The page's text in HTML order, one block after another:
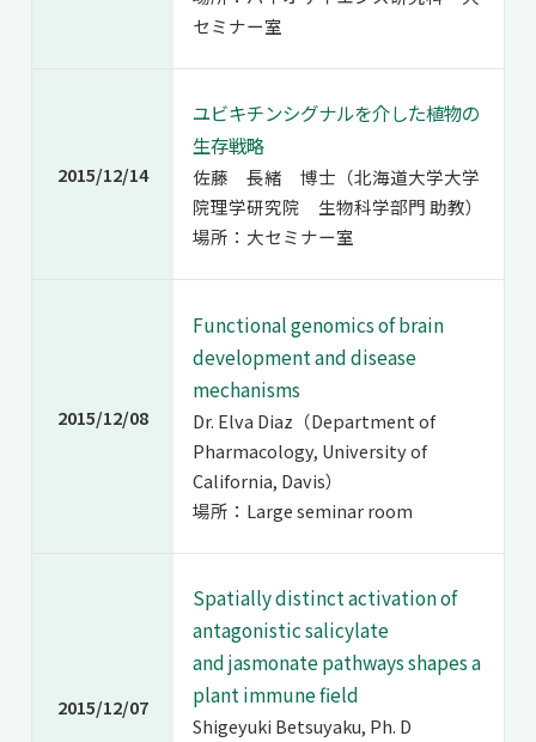
UCDリトリート
企業・研究者の方へ
セミナー室
2015/12/14
ユビキチンシグナルを介した植物の
生存戦略
佐藤 長緒 博士（北海道大学大学
院理学研究院 生物科学部門 助教）
場所：大セミナー室
2015/12/08
Functional genomics of brain
development and disease
mechanisms
Dr. Elva Diaz（Department of
Pharmacology, University of
California, Davis）
場所：Large seminar room
2015/12/07
Spatially distinct activation of
antagonistic salicylate
and jasmonate pathways shapes a
plant immune field
Shigeyuki Betsuyaku, Ph. D